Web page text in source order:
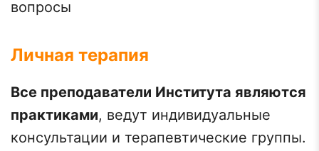
вопросы
Личная терапия
Все преподаватели Института являются
практиками, ведут индивидуальные
консультации и терапевтические группы.